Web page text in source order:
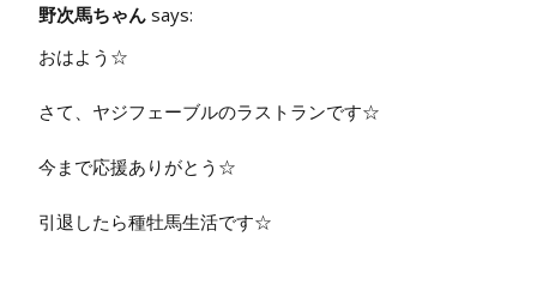
野次馬ちゃん says:
おはよう☆
さて、ヤジフェーブルのラストランです☆
今まで応援ありがとう☆
引退したら種牡馬生活です☆